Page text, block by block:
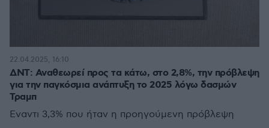
ΔΝΤ: Αναθεωρεί προς τα κάτω, στο 2,8%, την πρόβλεψη
για την παγκόσμια ανάπτυξη το 2025 λόγω δασμών
Τραμπ
Έναντι 3,3% που ήταν η προηγούμενη πρόβλεψη
22.04.2025, 16:10